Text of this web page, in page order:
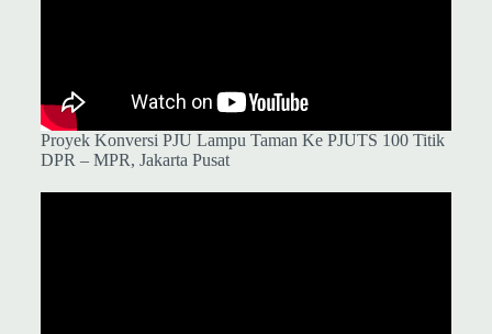
Proyek Konversi PJU Lampu Taman Ke PJUTS 100 Titik
DPR – MPR, Jakarta Pusat